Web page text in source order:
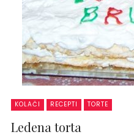
KOLAČI RECEPTI TORTE
Ledena torta